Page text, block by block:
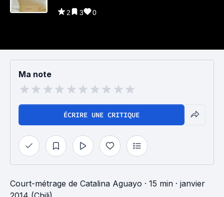
2 3 0
Ma note
ÉCRIRE UNE CRITIQUE
Court-métrage de Catalina Aguayo · 15 min · janvier